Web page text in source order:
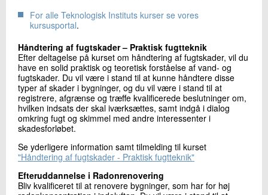
15. Kurser vedrørende bygningers tilstand
For alle Teknologisk Instituts kurser se vores
kursusportal.
Håndtering af fugtskader – Praktisk fugtteknik
Efter deltagelse på kurset om håndtering af fugtskader, vil du
have en solid praktisk og teoretisk forståelse af vand- og
fugtskader. Du vil være i stand til at kunne håndtere disse
typer af skader i bygninger, og du vil være i stand til at
registrere, afgrænse og træffe kvalificerede beslutninger om,
hvilken indsats der skal iværksættes, samt indgå i dialog
omkring fugt og skimmel med andre interessenter i
skadesforløbet.
Se yderligere information samt tilmelding til kurset
"Håndtering af fugtskader - Praktisk fugtteknik"
Efteruddannelse i Radonrenovering
Bliv kvalificeret til at renovere bygninger, som har for høj